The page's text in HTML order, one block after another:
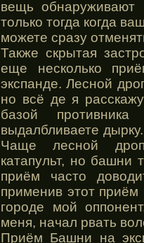
вещь обнаруживают
только тогда когда
можете сразу
Также скрытая
еще несколько
экспанде. Лесной
но всё де я
базой
выдалбливаете
Чаще лесной
катапульт, но башни
приём часто
применив этот
городе мой
меня, начал рвать
Приём Башни на